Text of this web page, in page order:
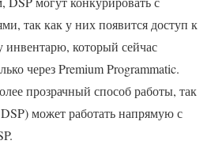
так как у них появится доступ к
инвентарю, который сейчас
через Premium Programmatic.
прозрачный способ работы, так
может работать напрямую с